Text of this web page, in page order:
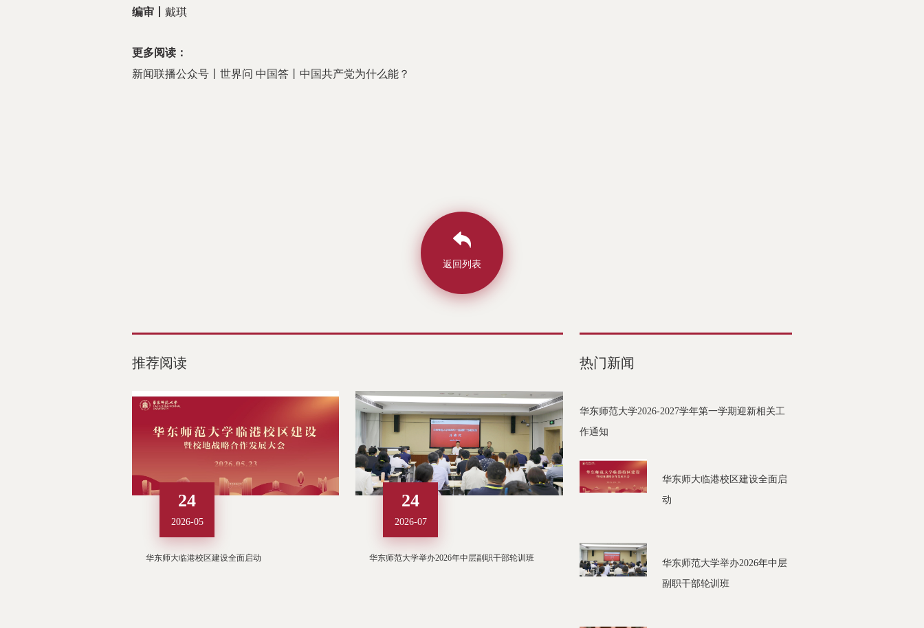
编审丨 戴琪
更多阅读：
新闻联播公众号丨 世界问 中国答丨中国共产党为什么能？
返回列表
推荐阅读
24
2026-05
华东师大临港校区建设全面启动
24
2026-07
华东师范大学举办2026年中层副职干部轮训班
热门新闻
华东师范大学2026-2027学年第一学期迎新相关工
作通知
华东师大临港校区建设全面启
动
华东师范大学举办2026年中层
副职干部轮训班